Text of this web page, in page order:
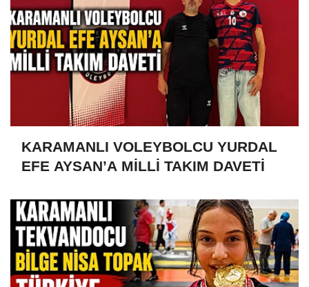
KARAMANLI VOLEYBOLCU YURDAL
EFE AYSAN’A MİLLİ TAKIM DAVETİ